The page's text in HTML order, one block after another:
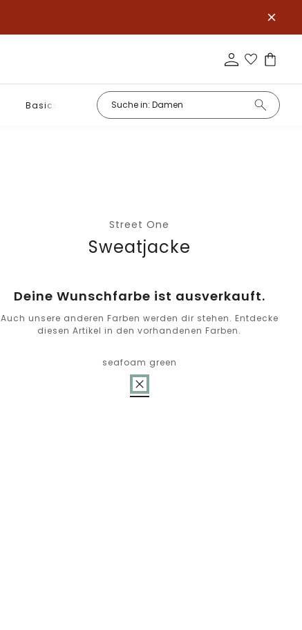
Basics
Street One
Sweatjacke
Deine Wunschfarbe ist ausverkauft.
Auch unsere anderen Farben werden dir stehen. Entdecke
diesen Artikel in den vorhandenen Farben.
seafoam green